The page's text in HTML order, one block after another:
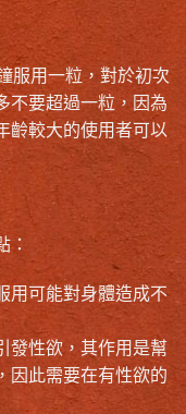
服用一粒，對於初次
不要超過一粒，因為
齡較大的使用者可以
：
用可能對身體造成不
發性欲，其作用是幫
因此需要在有性欲的